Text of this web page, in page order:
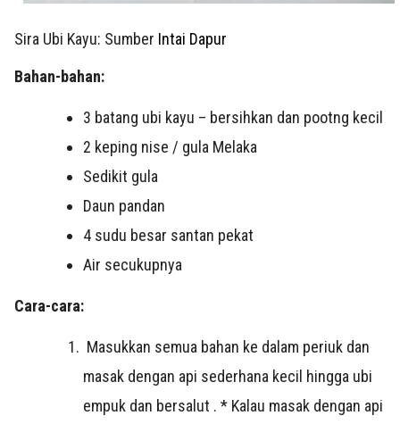
Sira Ubi Kayu: Sumber Intai Dapur
Bahan-bahan:
3 batang ubi kayu – bersihkan dan pootng kecil
2 keping nise / gula Melaka
Sedikit gula
Daun pandan
4 sudu besar santan pekat
Air secukupnya
Cara-cara:
Masukkan semua bahan ke dalam periuk dan
masak dengan api sederhana kecil hingga ubi
empuk dan bersalut . * Kalau masak dengan api